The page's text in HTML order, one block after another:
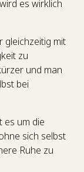
es wirklich
gleichzeitig mit
zu
und man
bei
es um die
sich selbst
Ruhe zu